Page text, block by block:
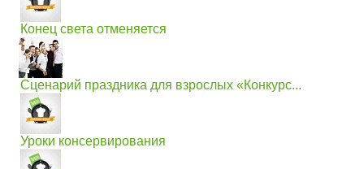
Конец света отменяется
Сценарий праздника для взрослых «Конкурс...
Уроки консервирования